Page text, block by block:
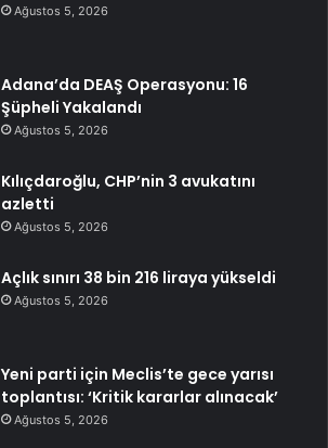
Ağustos 5, 2026
Adana’da DEAŞ Operasyonu: 16
Şüpheli Yakalandı
Ağustos 5, 2026
Kılıçdaroğlu, CHP’nin 3 avukatını
azletti
Ağustos 5, 2026
Açlık sınırı 38 bin 216 liraya yükseldi
Ağustos 5, 2026
Yeni parti için Meclis’te gece yarısı
toplantısı: ‘Kritik kararlar alınacak’
Ağustos 5, 2026